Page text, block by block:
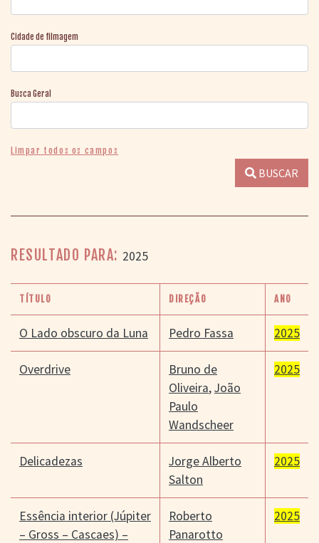
Cidade de filmagem
Busca Geral
Limpar todos os campos
BUSCAR
RESULTADO PARA: 2025
TÍTULO DIREÇÃO ANO
O Lado obscuro da Luna Pedro Fassa 2025
Overdrive
Bruno de
Oliveira,João
Paulo
Wandscheer
2025
Delicadezas
Jorge Alberto
Salton
2025
Essência interior (Júpiter
– Gross – Cascaes) –
Roberto
Panarotto
2025